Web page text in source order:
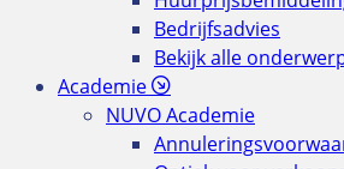
Bedrijfsadvies
Bekijk alle
Academie
NUVO Academie